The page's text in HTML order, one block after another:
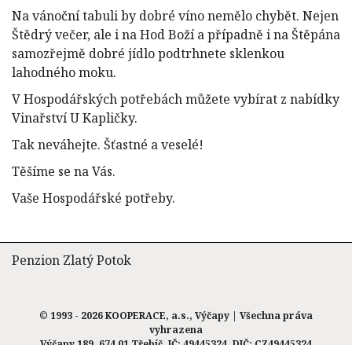
Na vánoční tabuli by dobré víno nemělo chybět. Nejen
Štědrý večer, ale i na Hod Boží a případně i na Štěpána
samozřejmě dobré jídlo podtrhnete sklenkou
lahodného moku.
V Hospodářských potřebách můžete vybírat z nabídky
Vinařství U Kapličky.
Tak neváhejte. Šťastné a veselé!
Těšíme se na Vás.
Vaše Hospodářské potřeby.
Penzion Zlatý Potok
© 1993 - 2026 KOOPERACE, a.s., Výčapy | Všechna práva
vyhrazena